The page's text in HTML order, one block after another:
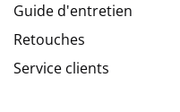
Guide d'entretien
Retouches
Service clients